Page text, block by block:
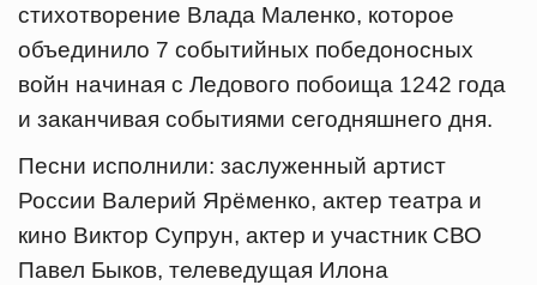
стихотворение Влада Маленко, которое
объединило 7 событийных победоносных
войн начиная с Ледового побоища 1242 года
и заканчивая событиями сегодняшнего дня.
Песни исполнили: заслуженный артист
России Валерий Ярёменко, актер театра и
кино Виктор Супрун, актер и участник СВО
Павел Быков, телеведущая Илона